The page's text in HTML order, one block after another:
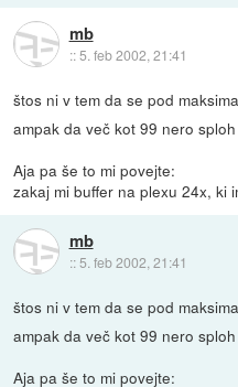
mb
::5. feb 2002, 21:41
štos ni v tem da se pod
ampak da več kot 99 nero
Aja pa še to mi povejte:
zakaj mi buffer na plexu 24x, ki
mb
:: 5. feb 2002, 21:41
štos ni v tem da se pod
ampak da več kot 99 nero
Aja pa še to mi povejte: